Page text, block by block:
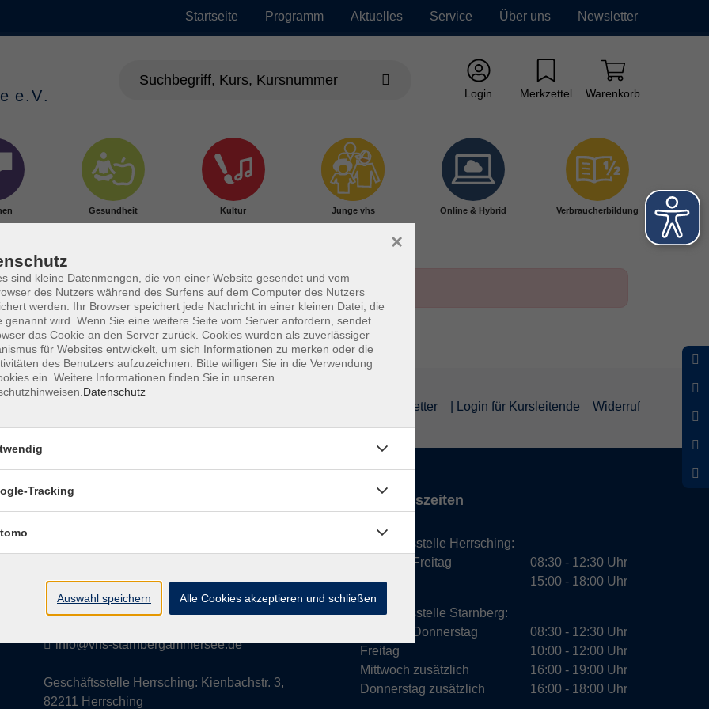
Startseite Programm Aktuelles Service Über uns Newsletter
Login Merkzettel Warenkorb
Gesundheit Kultur Junge vhs Online & Hybrid Verbraucherbildung
Newsletter | Login für Kursleitende Widerruf
Kontakt
Geschäftsstelle Starnberg: Bahnhofplatz 14,
info@vhs-starnbergammersee.de
Geschäftsstelle Herrsching: Kienbachstr. 3,
82211 Herrsching
Öffnungszeiten
Geschäftsstelle Herrsching:
Montag - Freitag
Dienstag
08:30 - 12:30 Uhr
15:00 - 18:00 Uhr
Geschäftsstelle Starnberg:
Montag - Donnerstag
Freitag
Mittwoch zusätzlich
Donnerstag zusätzlich
08:30 - 12:30 Uhr
10:00 - 12:00 Uhr
16:00 - 19:00 Uhr
16:00 - 18:00 Uhr
sind kleine Datenmengen, die von einer Website gesendet und vom
des Nutzers während des Surfens auf dem Computer des Nutzers
werden. Ihr Browser speichert jede Nachricht in einer kleinen Datei, die
genannt wird. Wenn Sie eine weitere Seite vom Server anfordern, sendet
das Cookie an den Server zurück. Cookies wurden als zuverlässiger
für Websites entwickelt, um sich Informationen zu merken oder die
des Benutzers aufzuzeichnen. Bitte willigen Sie in die Verwendung
ein. Weitere Informationen finden Sie in unseren
Datenschutz
×
Tracking
Auswahl speichern Alle Cookies akzeptieren und schließen